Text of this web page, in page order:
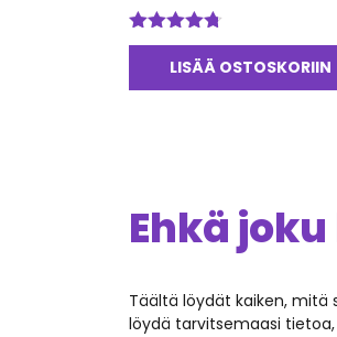
Arvostelu
tuotteesta:
LISÄÄ OSTOSKORIIN
Ehkä
Täältä löydät kaiken,
löydä tarvitsemaasi tietoa,